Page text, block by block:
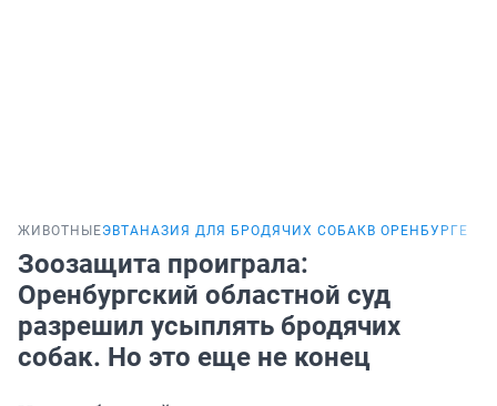
ЖИВОТНЫЕЭВТАНАЗИЯ ДЛЯ БРОДЯЧИХ СОБАК В ОРЕНБУРГЕ
Зоозащита проиграла:
Оренбургский областной суд
разрешил усыплять бродячих
собак. Но это еще не конец